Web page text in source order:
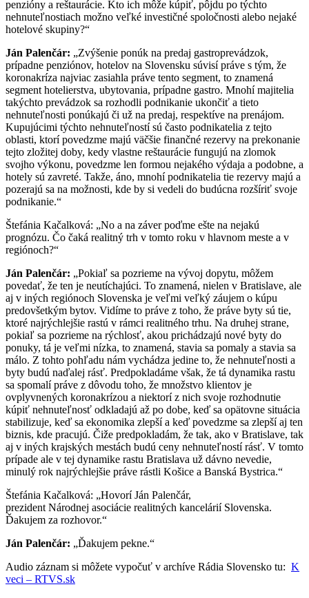
penzióny a reštaurácie. Kto ich môže kúpiť, pôjdu po týchto
nehnuteľnostiach možno veľké investičné spoločnosti alebo nejaké
hotelové skupiny?“
Ján Palenčár: „Zvýšenie ponúk na predaj gastroprevádzok,
prípadne penziónov, hotelov na Slovensku súvisí práve s tým, že
koronakríza najviac zasiahla práve tento segment, to znamená
segment hotelierstva, ubytovania, prípadne gastro. Mnohí majitelia
takýchto prevádzok sa rozhodli podnikanie ukončiť a tieto
nehnuteľnosti ponúkajú či už na predaj, respektíve na prenájom.
Kupujúcimi týchto nehnuteľností sú často podnikatelia z tejto
oblasti, ktorí povedzme majú väčšie finančné rezervy na prekonanie
tejto zložitej doby, kedy vlastne reštaurácie fungujú na zlomok
svojho výkonu, povedzme len formou nejakého výdaja a podobne, a
hotely sú zavreté. Takže, áno, mnohí podnikatelia tie rezervy majú a
pozerajú sa na možnosti, kde by si vedeli do budúcna rozšíriť svoje
podnikanie.“
Štefánia Kačalková: „No a na záver poďme ešte na nejakú
prognózu. Čo čaká realitný trh v tomto roku v hlavnom meste a v
regiónoch?“
Ján Palenčár: „Pokiaľ sa pozrieme na vývoj dopytu, môžem
povedať, že ten je neutíchajúci. To znamená, nielen v Bratislave, ale
aj v iných regiónoch Slovenska je veľmi veľký záujem o kúpu
predovšetkým bytov. Vidíme to práve z toho, že práve byty sú tie,
ktoré najrýchlejšie rastú v rámci realitného trhu. Na druhej strane,
pokiaľ sa pozrieme na rýchlosť, akou prichádzajú nové byty do
ponuky, tá je veľmi nízka, to znamená, stavia sa pomaly a stavia sa
málo. Z tohto pohľadu nám vychádza jedine to, že nehnuteľnosti a
byty budú naďalej rásť. Predpokladáme však, že tá dynamika rastu
sa spomalí práve z dôvodu toho, že množstvo klientov je
ovplyvnených koronakrízou a niektorí z nich svoje rozhodnutie
kúpiť nehnuteľnosť odkladajú až po dobe, keď sa opätovne situácia
stabilizuje, keď sa ekonomika zlepší a keď povedzme sa zlepší aj ten
biznis, kde pracujú. Čiže predpokladám, že tak, ako v Bratislave, tak
aj v iných krajských mestách budú ceny nehnuteľností rásť. V tomto
prípade ale v tej dynamike rastu Bratislava už dávno nevedie,
minulý rok najrýchlejšie práve rástli Košice a Banská Bystrica.“
Štefánia Kačalková: „HovoríJán Palenčár,
prezident Národnej asociácie realitných kancelárií Slovenska.
Ďakujem za rozhovor.“
Ján Palenčár: „Ďakujem pekne.“
Audio záznam si môžete vypočuť v archíve Rádia Slovensko tu: K
veci – RTVS.sk